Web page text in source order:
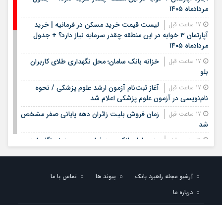
مردادماه ۱۴۰۵
لیست قیمت خرید مسکن در فرمانیه | خرید
آپارتمان ۳ خوابه در این منطقه چقدر سرمایه نیاز دارد؟ + جدول
مردادماه ۱۴۰۵
خزانه بانک سامان؛ محل نگهداری طلای کاربران
بلو
آغاز ثبت‌نام آزمون ارشد علوم پزشکی / نحوه
نام‌نویسی در آزمون علوم پزشکی اعلام شد
زمان فروش بلیت زائران دهه پایانی صفر مشخص
شد
مدیرعامل بانک سپه فرارسیدن روز خبرنگار را به
بیمه معلم و پیگیری خسارت درمان تکمیلی | لینک مستقیم و
راهنمای ثبت هزینه‌های درمان
آرشیو مجله راهبرد بانک پیوند ها
تماس با ما
درباره ما